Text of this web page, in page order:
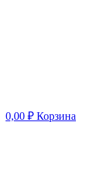
0,00 ₽ Корзина